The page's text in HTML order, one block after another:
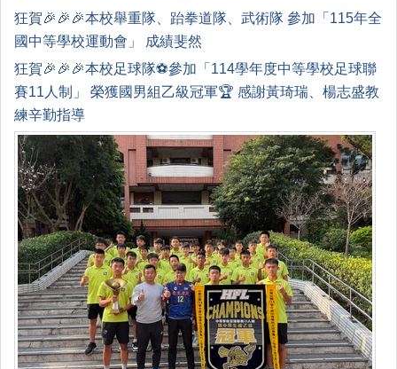
狂賀🎉🎉🎉本校舉重隊、跆拳道隊、武術隊 參加「115年全
國中等學校運動會」 成績斐然
狂賀🎉🎉🎉本校足球隊⚽️參加「114學年度中等學校足球聯
賽11人制」 榮獲國男組乙級冠軍🏆 感謝黃琦瑞、楊志盛教
練辛勤指導